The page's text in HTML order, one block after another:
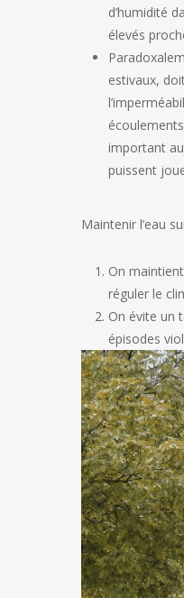
d’humidité
élevés
estivaux,
important
puissent
Maintenir l’eau
On
réguler le
On évite un
épisodes